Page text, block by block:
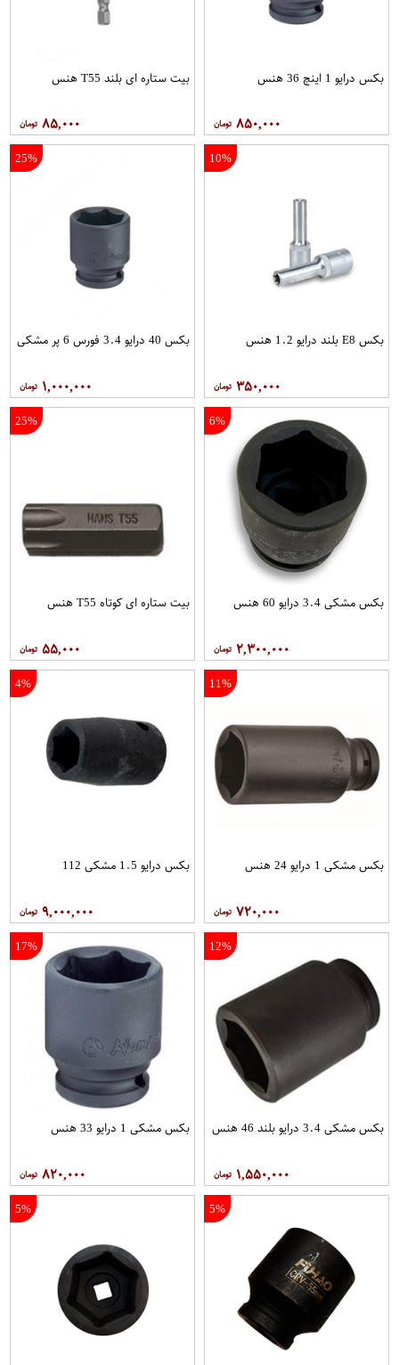
بکس درایو 1 اینچ 36 هنس
۸۵۰,۰۰۰
بیت ستاره ای بلند T55 هنس
۸۵,۰۰۰
10%
بکس E8 بلند درایو 1.2 هنس
۳۵۰,۰۰۰
25%
بکس 40 درایو 3.4 فورس 6 پر مشکی
۱,۰۰۰,۰۰۰
6%
بکس مشکی 3.4 درایو 60 هنس
۲,۳۰۰,۰۰۰
25%
بیت ستاره ای کوتاه T55 هنس
۵۵,۰۰۰
11%
بکس مشکی 1 درایو 24 هنس
۷۲۰,۰۰۰
4%
بکس درایو 1.5 مشکی 112
۹,۰۰۰,۰۰۰
12%
بکس مشکی 3.4 درایو بلند 46 هنس
۱,۵۵۰,۰۰۰
17%
بکس مشکی 1 درایو 33 هنس
۸۲۰,۰۰۰
5%
5%